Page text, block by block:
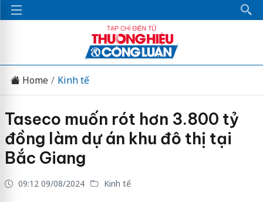
Home Kinh tế
Taseco muốn rót hơn 3.800 tỷ
đồng làm dự án khu đô thị tại
Bắc Giang
09:12 09/08/2024 Kinh tế